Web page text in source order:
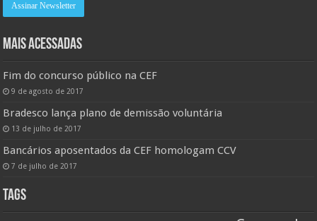
MAIS ACESSADAS
Fim do concurso público na CEF
9 de agosto de 2017
Bradesco lança plano de demissão voluntária
13 de julho de 2017
Bancários aposentados da CEF homologam CCV
7 de julho de 2017
TAGS